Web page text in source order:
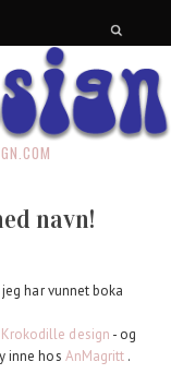
navn!
har vunnet boka
Krokodille design - og
inne hos AnMagritt.